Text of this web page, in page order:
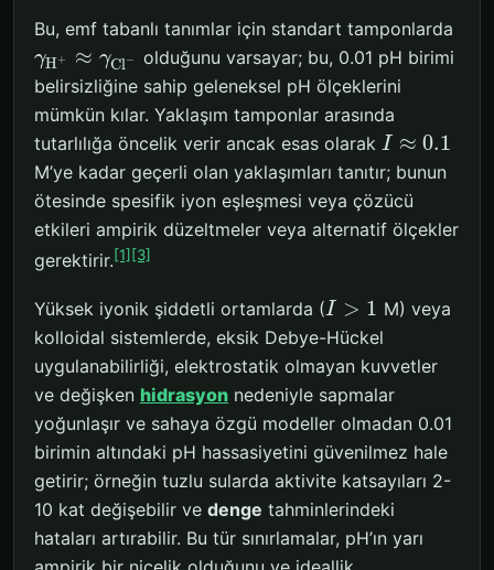
Bu, emf tabanlı tanımlar için standart tamponlarda
γH+ ≈ γCl−
olduğunu varsayar; bu, 0.01 pH birimi
belirsizliğine sahip geleneksel pH ölçeklerini
mümkün kılar. Yaklaşım tamponlar arasında
tutarlılığa öncelik verir ancak esas olarak I ≈ 0.1
M’ye kadar geçerli olan yaklaşımları tanıtır; bunun
ötesinde spesifik iyon eşleşmesi veya çözücü
etkileri ampirik düzeltmeler veya alternatif ölçekler
gerektirir.[1][3]
Yüksek iyonik şiddetli ortamlarda (I > 1 M) veya
kolloidal sistemlerde, eksik Debye-Hückel
uygulanabilirliği, elektrostatik olmayan kuvvetler
ve değişken hidrasyon nedeniyle sapmalar
yoğunlaşır ve sahaya özgü modeller olmadan 0.01
birimin altındaki pH hassasiyetini güvenilmez hale
getirir; örneğin tuzlu sularda aktivite katsayıları 2-
10 kat değişebilir ve denge tahminlerindeki
hataları artırabilir. Bu tür sınırlamalar, pH’ın yarı